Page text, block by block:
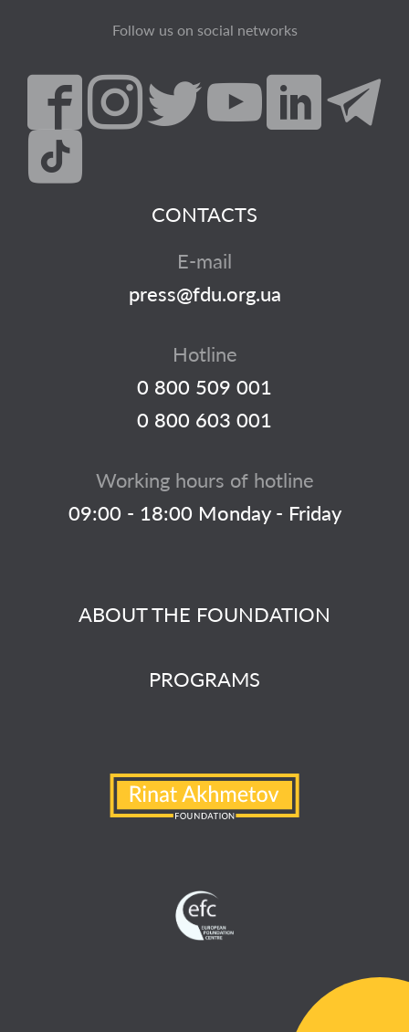
Follow us on social networks
ABOUT THE FOUNDATION
PROGRAMS
CONTACTS
E-mail
press@fdu.org.ua
Hotline
0 800 509 001
0 800 603 001
Working hours of hotline
09:00 - 18:00 Monday - Friday